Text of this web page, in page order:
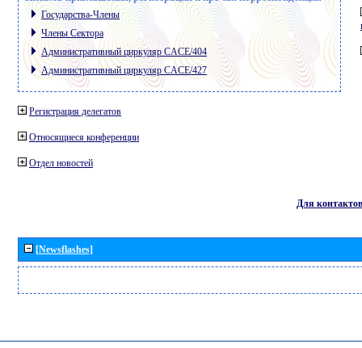
Государства-Члены
Члены Сектора
Административный циркуляр CACE/404
Административный циркуляр CACE/427
Регистрация делегатов
Относящиеся конференции
Отдел новостей
Для контактов
[Newsflashes]